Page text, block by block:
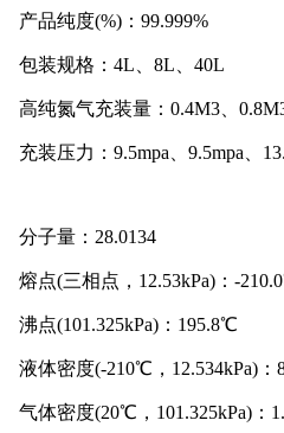
产品纯度(%)：99.999%
包装规格：4L、8L、40L
高纯氮气充装量：0.4M3、
充装压力：9.5mpa、9.5mpa、
分子量：28.0134
熔点(三相点，12.53kPa)：-
沸点(101.325kPa)：195.8℃
液体密度(-210℃，12.534kPa)：
气体密度(20℃，101.325kPa)：